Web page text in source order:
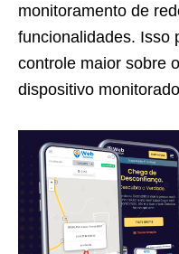
monitoramento de
funcionalidades. Isso
controle maior sobre
dispositivo